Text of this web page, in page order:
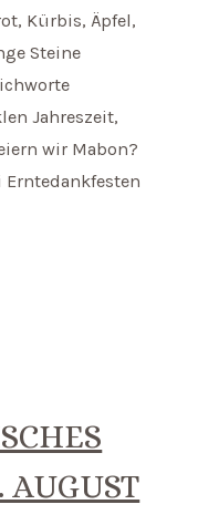
Kürbis, Äpfel,
Steine
Jahreszeit,
wir Mabon?
AUGUST